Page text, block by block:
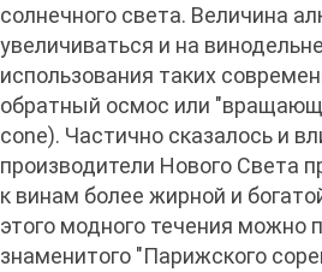
солнечного света. Величина
увеличиваться и на
использования таких
обратный осмос или
cone). Частично сказалось и
производители Нового Света
к винам более жирной и
этого модного течения можно
знаменитого "Парижского